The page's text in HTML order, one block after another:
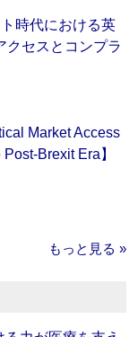
時代における英
クセスとコンプラ
Market Access
Brexit Era】
もっと見る »